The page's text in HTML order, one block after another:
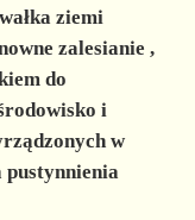
ziemi
zalesianie ,
do
i
w
pustynnienia